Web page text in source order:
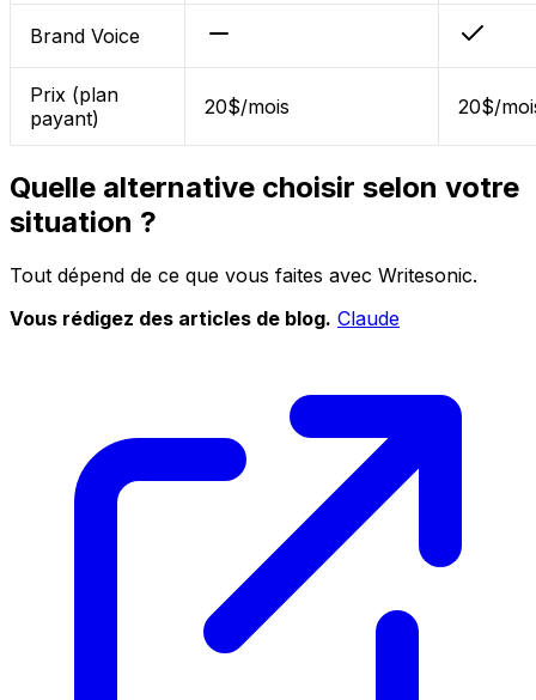
Brand Voice
Prix (plan
payant)
20$/mois 20$/
Quelle alternative choisir selon votre
situation ?
Tout dépend de ce que vous faites avec Writesonic.
Vous rédigez des articles de blog. Claude